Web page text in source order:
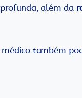
além da
também